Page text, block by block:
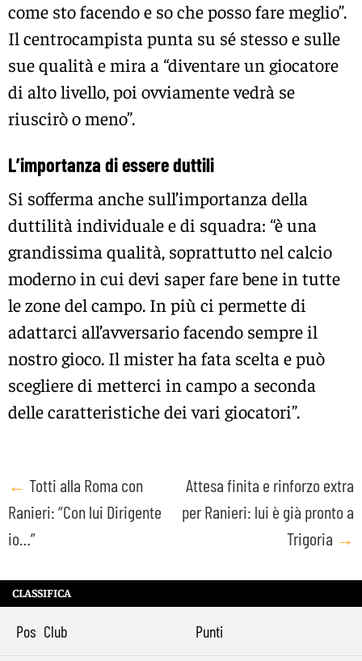
come sto facendo e so che posso fare meglio”.
Il centrocampista punta su sé stesso e sulle
sue qualità e mira a “diventare un giocatore
di alto livello, poi ovviamente vedrà se
riuscirò o meno”.
L’importanza di essere duttili
Si sofferma anche sull’importanza della
duttilità individuale e di squadra: “è una
grandissima qualità, soprattutto nel calcio
moderno in cui devi saper fare bene in tutte
le zone del campo. In più ci permette di
adattarci all’avversario facendo sempre il
nostro gioco. Il mister ha fata scelta e può
scegliere di metterci in campo a seconda
delle caratteristiche dei vari giocatori”.
Post
navigation
← Totti alla Roma con
Ranieri: “Con lui Dirigente
io…”
Attesa finita e rinforzo extra
per Ranieri: lui è già pronto a
Trigoria →
CLASSIFICA
Pos Club Punti